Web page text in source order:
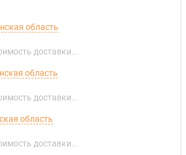
область
доставки...
область
доставки...
область
доставки...